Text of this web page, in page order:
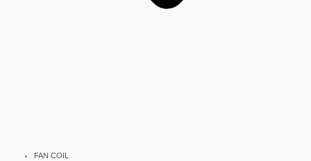
FAN COIL